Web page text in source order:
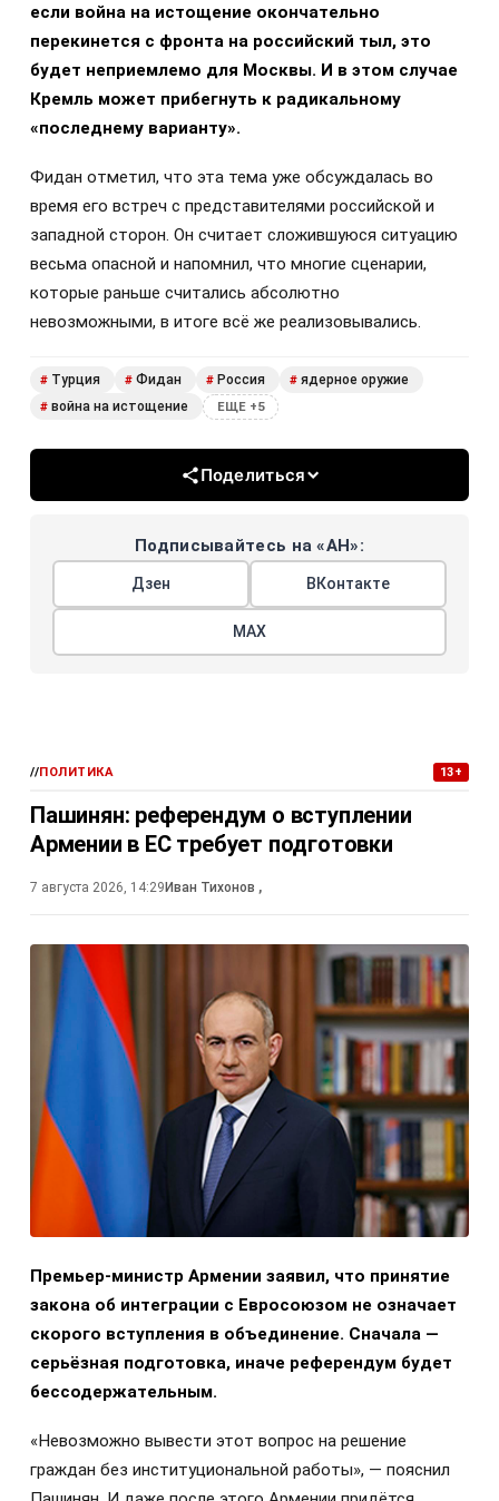
если война на истощение окончательно
перекинется с фронта на российский тыл, это
будет неприемлемо для Москвы. И в этом случае
Кремль может прибегнуть к радикальному
«последнему варианту».
Фидан отметил, что эта тема уже обсуждалась во
время его встреч с представителями российской и
западной сторон. Он считает сложившуюся ситуацию
весьма опасной и напомнил, что многие сценарии,
которые раньше считались абсолютно
невозможными, в итоге всё же реализовывались.
# Турция # Фидан # Россия # ядерное оружие
# война на истощение ЕЩЕ +5
Поделиться
Подписывайтесь на «АН»:
Дзен ВКонтакте
МАХ
//ПОЛИТИКА 13+
Пашинян: референдум о вступлении
Армении в ЕС требует подготовки
7 августа 2026, 14:29 Иван Тихонов ,
Премьер-министр Армении заявил, что принятие
закона об интеграции с Евросоюзом не означает
скорого вступления в объединение. Сначала —
серьёзная подготовка, иначе референдум будет
бессодержательным.
«Невозможно вывести этот вопрос на решение
граждан без институциональной работы», — пояснил